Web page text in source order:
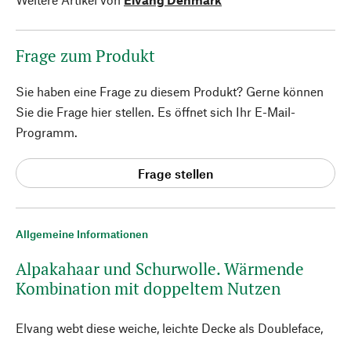
Allgemeine Informationen
Alpakahaar und Schurwolle. Wärmende
Kombination mit doppeltem Nutzen
Elvang webt diese weiche, leichte Decke als Doubleface,
Frage zum Produkt
Sie haben eine Frage zu diesem Produkt? Gerne können
Sie die Frage hier stellen. Es öffnet sich Ihr E-Mail-
Programm.
Frage stellen